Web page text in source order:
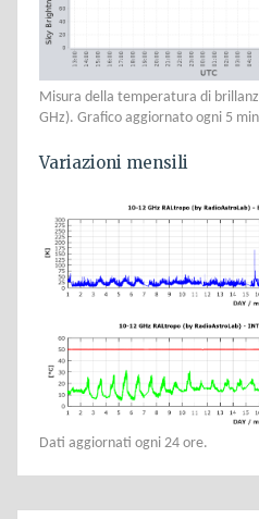
Misura della temperatura di
GHz). Grafico aggiornato ogni 5
Variazioni mensili
Dati aggiornati ogni 24 ore.